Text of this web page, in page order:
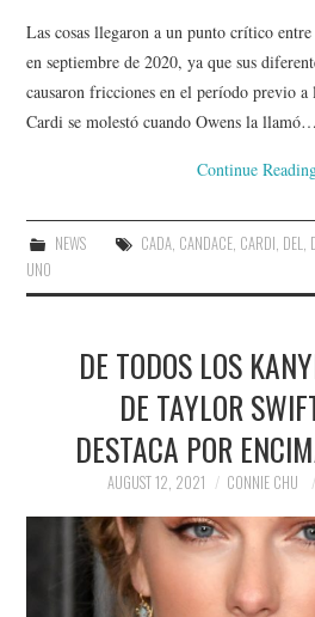
Las cosas llegaron a un punto crítico
en septiembre de 2020, ya que sus
causaron fricciones en el período previo a
Cardi se molestó cuando Owens la llamó…
Continue
NEWS CADA, CANDACE, CARDI, DEL,
UNO
DE TODOS LOS
DE TAYLOR
DESTACA POR
AUGUST 12, 2021 CONNIE CHU